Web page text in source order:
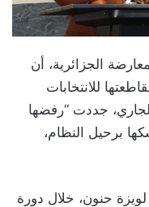
الجزائرية، أن
للانتخابات
جرت يوم 12 يونيو الجاري، جددت “رفضها
برحيل النظام،
حنون، خلال دورة